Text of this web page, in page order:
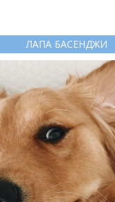
ЛАПА БАСЕНДЖИ